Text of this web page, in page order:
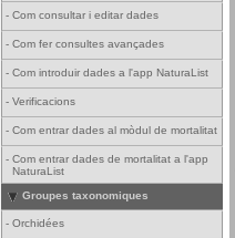
- Com consultar i editar dades
- Com fer consultes avançades
- Com introduir dades a l'app NaturaList
- Verificacions
- Com entrar dades al mòdul de mortalitat
- Com entrar dades de mortalitat a l'app
NaturaList
Groupes taxonomiques
- Orchidées